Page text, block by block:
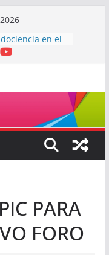
en el
sin
de lo que
PARA
FORO